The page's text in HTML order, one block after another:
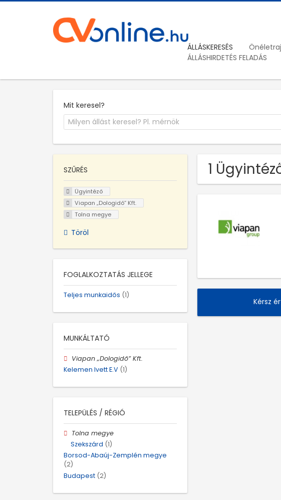
ÁLLÁSKERESÉS
ÁLLÁSHIRDETÉS FELADÁS
Mit keresel?
1
Kérsz
SZŰRÉS
Ügyintéző
Viapan „Dologidő” Kft.
Tolna megye
Töröl
FOGLALKOZTATÁS JELLEGE
Teljes munkaidős (1)
MUNKÁLTATÓ
Viapan „Dologidő” Kft.
Kelemen Ivett E.V (1)
TELEPÜLÉS / RÉGIÓ
Tolna megye
Szekszárd (1)
Borsod-Abaúj-Zemplén megye
(2)
Budapest (2)